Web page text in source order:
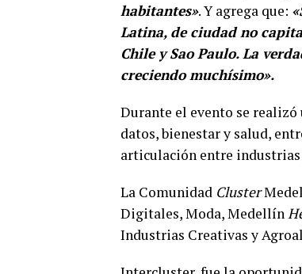
habitantes». Y agrega que:
Latina, de ciudad no
Chile y Sao Paulo. La
creciendo muchísimo».
Durante el evento se
datos, bienestar y salud,
articulación entre industrias
La Comunidad Cluster
Digitales, Moda, Medellín
Industrias Creativas y